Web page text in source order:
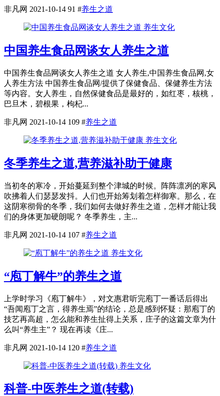
非凡网 2021-10-14 91 #养生之道
养生文化
中国养生食品网谈女人养生之道
中国养生食品网谈女人养生之道 女人养生,中国养生食品网,女
人养生方法 中国养生食品网/提供了保健食品、保健养生方法
等内容。女人养生，自然保健食品是最好的，如红枣，核桃，
巴旦木，碧根果，枸杞...
非凡网 2021-10-14 109 #养生之道
养生文化
冬季养生之道,营养滋补助于健康
当初冬的寒冷，开始蔓延到整个津城的时候。阵阵凛冽的寒风
吹拂着人们瑟瑟发抖。人们也开始筹划着怎样御寒。那么，在
这阴寒彻骨的冬季，我们如何去做好养生之道，怎样才能让我
们的身体更加硬朗呢？ 冬季养生，主...
非凡网 2021-10-14 107 #养生之道
养生文化
“庖丁解牛”的养生之道
上学时学习《庖丁解牛》，对文惠君听完庖丁一番话后得出
“吾闻庖丁之言，得养生焉”的结论，总是感到怀疑：那庖丁的
技艺再高超，怎么能和养生扯得上关系，庄子的这篇文章为什
么叫“养生主”？ 现在再读《庄...
非凡网 2021-10-14 120 #养生之道
养生文化
科普-中医养生之道(转载)